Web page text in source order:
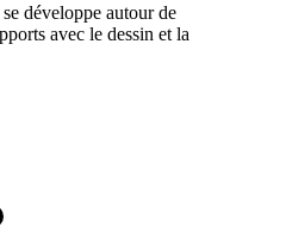
développe autour de
avec le dessin et la